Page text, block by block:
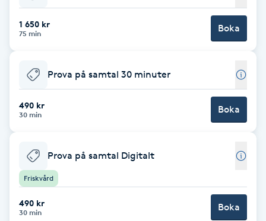
Brynfärgning
Coachning
Color correction
1 650 kr
75 min Boka
Prova på samtal 30 minuter
490 kr
30 min Boka
Prova på samtal Digitalt
Friskvård
490 kr
30 min Boka